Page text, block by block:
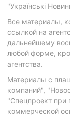
"Українські
Все материалы,
ссылкой на
дальнейшему
любой форме,
агентства.
Материалы с
компаний",
"Спецпроект при
коммерческой